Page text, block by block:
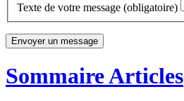
Texte de votre message (obligatoire)
Sommaire Articles